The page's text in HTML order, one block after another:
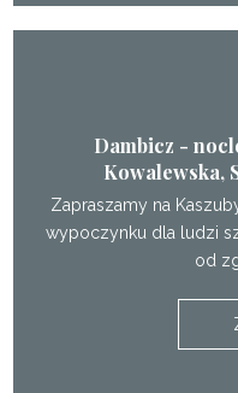
Dambicz -
Kowalewska,
Zapraszamy na
wypoczynku dla ludzi
od